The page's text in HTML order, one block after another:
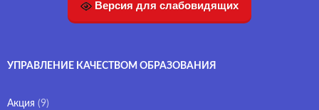
Версия для слабовидящих
УПРАВЛЕНИЕ КАЧЕСТВОМ ОБРАЗОВАНИЯ
Акция (9)